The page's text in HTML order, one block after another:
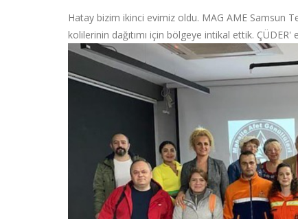
Hatay bizim ikinci evimiz oldu. MAG AME Samsun
kolilerinin dağıtımı için bölgeye intikal ettik. ÇÜDER'